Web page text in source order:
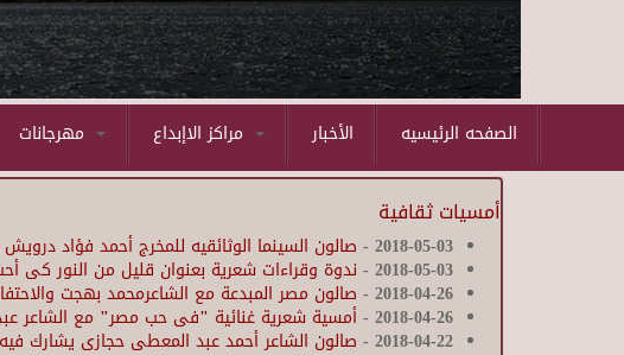
الأخبار الصفحه الرئيسيه
أمسيات ثقافية
2018-05-03
- صالون السينما الوثائقيه للمخرج أحمد فؤاد درويش
2018-05-03
- ندوة وقراءات شعرية بعنوان قليل من النور كى
2018-04-26
- صالون مصر المبدعة مع الشاعرمحمد بهجت
2018-04-26
-أمسية شعرية غنائية "فى حب مصر" مع الشاعر عبد
2018-04-22
- صالون الشاعر أحمد عبد المعطى حجازى يشارك